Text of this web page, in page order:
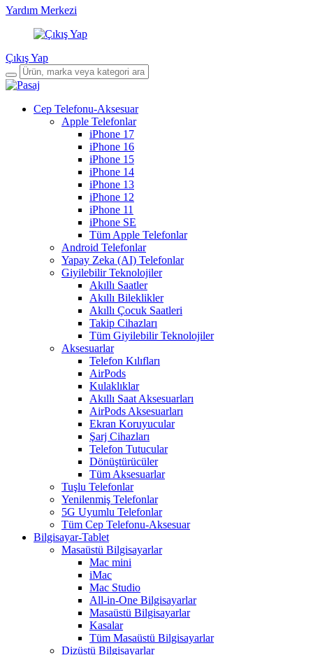
Yardım Merkezi
Çıkış Yap
Cep Telefonu-Aksesuar
Apple Telefonlar
iPhone 17
iPhone 16
iPhone 15
iPhone 14
iPhone 13
iPhone 12
iPhone 11
iPhone SE
Tüm Apple Telefonlar
Android Telefonlar
Yapay Zeka (AI) Telefonlar
Giyilebilir Teknolojiler
Akıllı Saatler
Akıllı Bileklikler
Akıllı Çocuk Saatleri
Takip Cihazları
Tüm Giyilebilir Teknolojiler
Aksesuarlar
Telefon Kılıfları
AirPods
Kulaklıklar
Akıllı Saat Aksesuarları
AirPods Aksesuarları
Ekran Koruyucular
Şarj Cihazları
Telefon Tutucular
Dönüştürücüler
Tüm Aksesuarlar
Tuşlu Telefonlar
Yenilenmiş Telefonlar
5G Uyumlu Telefonlar
Tüm Cep Telefonu-Aksesuar
Bilgisayar-Tablet
Masaüstü Bilgisayarlar
Mac mini
iMac
Mac Studio
All-in-One Bilgisayarlar
Masaüstü Bilgisayarlar
Kasalar
Tüm Masaüstü Bilgisayarlar
Dizüstü Bilgisayarlar